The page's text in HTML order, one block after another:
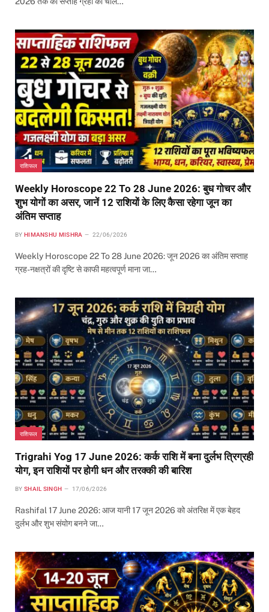
राशिफल
Weekly Horoscope 22 To 28 June 2026: बुध गोचर और
शुभ योगों का असर, जानें 12 राशियों के लिए कैसा रहेगा जून का
अंतिम सप्ताह
BY HIMANSHU MISHRA 22/06/2026
Weekly Horoscope 22 To 28 June 2026: जून 2026 का अंतिम सप्ताह
ग्रह-नक्षत्रों की दृष्टि से काफी महत्वपूर्ण माना जा…
राशिफल
Trigrahi Yog 17 June 2026: कर्क राशि में बना दुर्लभ त्रिग्रही
योग, इन राशियों पर होगी धन और तरक्की की बारिश
BY SHAIL SINGH 17/06/2026
Rashifal 17 June 2026: आज यानी 17 जून 2026 को अंतरिक्ष में एक बेहद
दुर्लभ और शुभ संयोग बनने जा…